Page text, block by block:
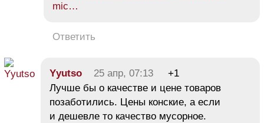
mic…
Ответить
Yyutso 25 апр, 07:13
+1
Лучше бы о качестве и цене товаров
позаботились. Цены конские, а если
и дешевле то качество мусорное.